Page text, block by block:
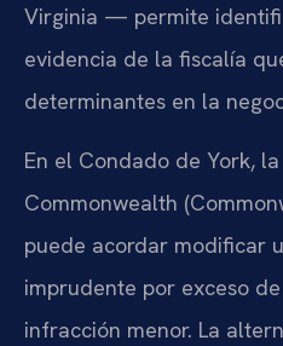
Virginia — permite
evidencia de la fiscalía
determinantes en la
En el Condado de York,
Commonwealth
puede acordar modificar
imprudente por exceso
infracción menor. La